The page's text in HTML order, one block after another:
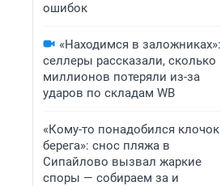
ошибок
«Находимся в заложниках»:
селлеры рассказали, сколько
миллионов потеряли из-за
ударов по складам WB
«Кому-то понадобился клочок
берега»: снос пляжа в
Сипайлово вызвал жаркие
споры — собираем за и